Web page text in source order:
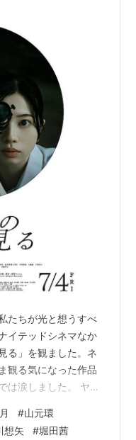
たちが光と想うすべ
イテッドシネマなか
る」を観ました。ネ
観る気になった作品
は涙しました。 ヤフ
よって行動を制限さ
#山元環
想矢 #堀田茜